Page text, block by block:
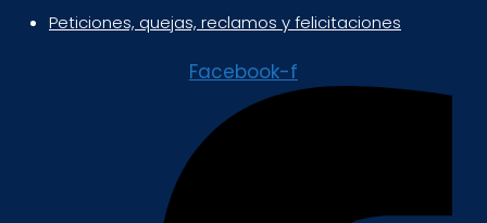
Peticiones, quejas, reclamos y felicitaciones
Facebook-f